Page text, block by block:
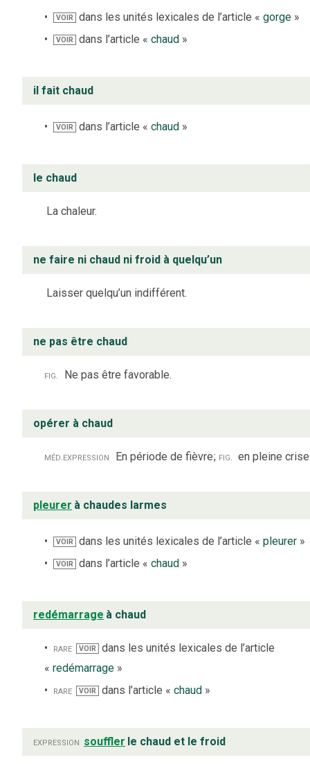
VOIR dans les unités lexicales de l’article «gorge »
VOIR dans l’article «chaud »
il fait chaud
VOIR dans l’article «chaud »
le chaud
La chaleur.
ne faire ni chaud ni froid à quelqu’un
Laisser quelqu’un indifférent.
ne pas être chaud
fig. Ne pas être favorable.
opérer à chaud
méd.expression En période de fièvre; fig. en pleine
pleurer à chaudes larmes
VOIR dans les unités lexicales de l’article «pleurer »
VOIR dans l’article «chaud »
redémarrage à chaud
rare VOIR dans les unités lexicales de l’article
« redémarrage »
rare
VOIR dans l’article « chaud»
expression souffler le chaud et le froid